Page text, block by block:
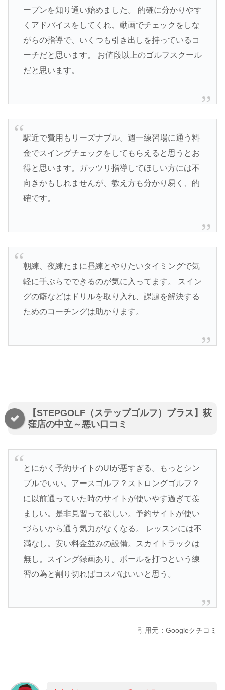
ープンを知り通い始めました。 的確に分かりやす
くアドバイスをしてくれ、動画でチェックをしな
がらの指導で、いくつも引き出しを持っているコ
ーチだと思います。 お値段以上のゴルフスクール
だと思います。
駅近で費用もリーズナブル。週一練習場に通う料
金でスイングチェックをしてもらえると思うとお
得と思います。ガッツリ指導してほしい方には不
向きかもしれませんが、教え方も分かり易く、的
確です。
朝練、夜練たまに昼練とやりたいタイミングで気
軽に手ぶらでできるのが気に入ってます。 スイン
グの癖などはドリルを取り入れ、課題を解決する
ためのコーチングは助かります。
【STEPGOLF（ステップゴルフ）プラス】荻
窪店の中立～悪い口コミ
とにかく予約サイトのUIが悪すぎる。もっとシン
プルでいい。アースゴルフ？ストロングゴルフ？
に以前通っていた時のサイトが使いやす過ぎて羨
ましい。是非見習って欲しい。予約サイトが使い
づらいから通う気力がなくなる。 レッスンには不
満なし。安い料金並みの設備。スカイトラックは
無し。スイング録画あり。ボールを打つという練
習の為と割り切ればコスパはいいと思う。
引用元：Googleクチコミ